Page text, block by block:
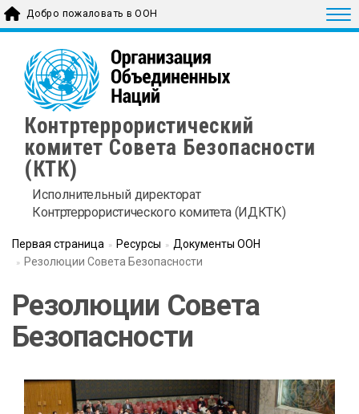
Skip
to
content
Добро пожаловать в ООН
Контртеррористический
комитет Совета Безопасности
(КТК)
Исполнительный директорат
Контртеррористического комитета (ИДКТК)
Первая страница Ресурсы
Документы ООН
Резолюции Совета Безопасности
Резолюции Совета
Безопасности